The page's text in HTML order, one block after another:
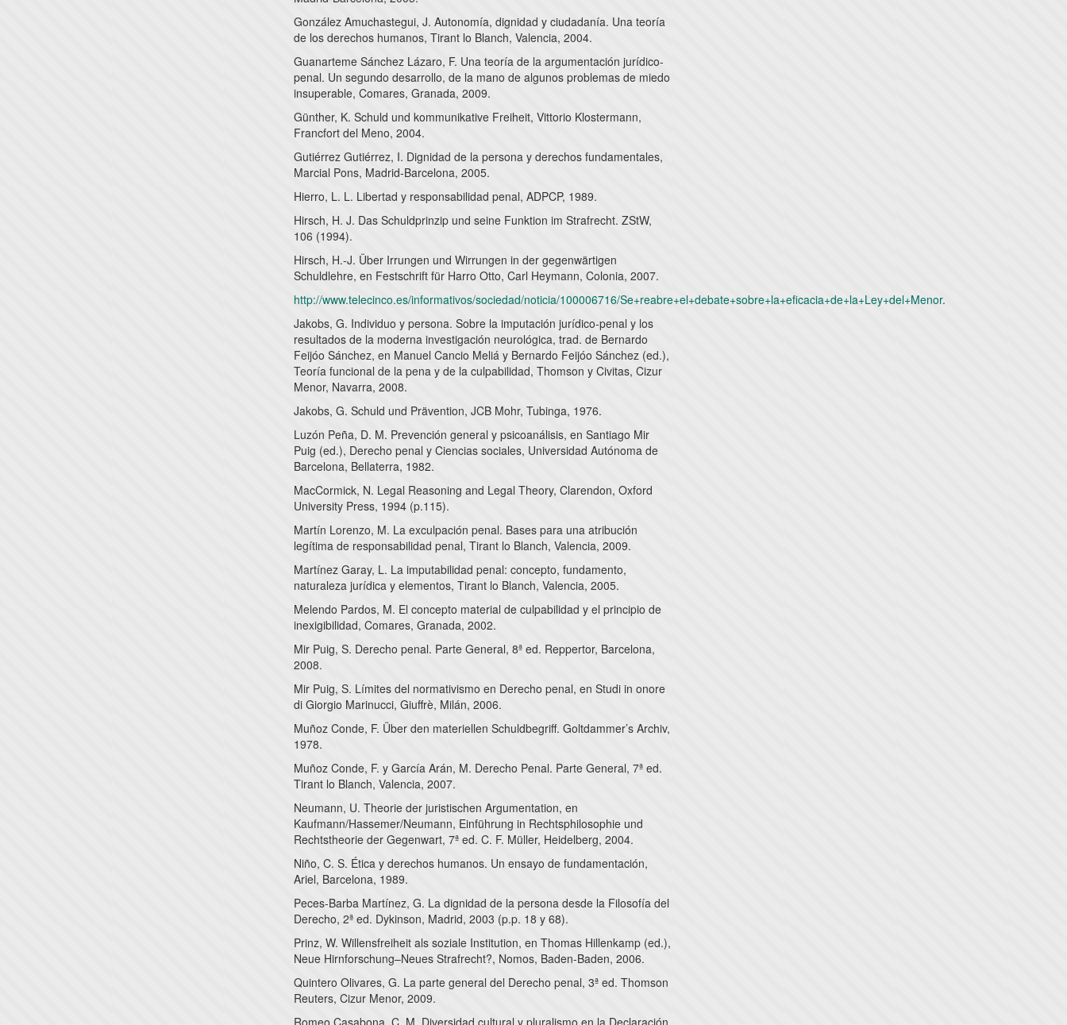
González Amuchastegui, J. Autonomía, dignidad y ciudadanía. Una teoría
de los derechos humanos, Tirant lo Blanch, Valencia, 2004.
Guanarteme Sánchez Lázaro, F. Una teoría de la argumentación jurídico-
penal. Un segundo desarrollo, de la mano de algunos problemas de miedo
insuperable, Comares, Granada, 2009.
Günther, K. Schuld und kommunikative Freiheit, Vittorio Klostermann,
Francfort del Meno, 2004.
Gutiérrez Gutiérrez, I. Dignidad de la persona y derechos fundamentales,
Marcial Pons, Madrid-Barcelona, 2005.
Hierro, L. L. Libertad y responsabilidad penal, ADPCP, 1989.
Hirsch, H. J. Das Schuldprinzip und seine Funktion im Strafrecht. ZStW,
106 (1994).
Hirsch, H.-J. Über Irrungen und Wirrungen in der gegenwärtigen
Schuldlehre, en Festschrift für Harro Otto, Carl Heymann, Colonia, 2007.
http://www.telecinco.es/informativos/sociedad/noticia/100006716/Se+reabre+el+debate+sobre+la+eficacia+de+la+Ley+del+Menor.
Jakobs, G. Individuo y persona. Sobre la imputación jurídico-penal y los
resultados de la moderna investigación neurológica, trad. de Bernardo
Feijóo Sánchez, en Manuel Cancio Meliá y Bernardo Feijóo Sánchez (ed.),
Teoría funcional de la pena y de la culpabilidad, Thomson y Civitas, Cizur
Menor, Navarra, 2008.
Jakobs, G. Schuld und Prävention, JCB Mohr, Tubinga, 1976.
Luzón Peña, D. M. Prevención general y psicoanálisis, en Santiago Mir
Puig (ed.), Derecho penal y Ciencias sociales, Universidad Autónoma de
Barcelona, Bellaterra, 1982.
MacCormick, N. Legal Reasoning and Legal Theory, Clarendon, Oxford
University Press, 1994 (p.115).
Martín Lorenzo, M. La exculpación penal. Bases para una atribución
legítima de responsabilidad penal, Tirant lo Blanch, Valencia, 2009.
Martínez Garay, L. La imputabilidad penal: concepto, fundamento,
naturaleza jurídica y elementos, Tirant lo Blanch, Valencia, 2005.
Melendo Pardos, M. El concepto material de culpabilidad y el principio de
inexigibilidad, Comares, Granada, 2002.
Mir Puig, S. Derecho penal. Parte General, 8ª ed. Reppertor, Barcelona,
2008.
Mir Puig, S. Límites del normativismo en Derecho penal, en Studi in onore
di Giorgio Marinucci, Giuffrè, Milán, 2006.
Muñoz Conde, F. Über den materiellen Schuldbegriff. Goltdammer’s Archiv,
1978.
Muñoz Conde, F. y García Arán, M. Derecho Penal. Parte General, 7ª ed.
Tirant lo Blanch, Valencia, 2007.
Neumann, U. Theorie der juristischen Argumentation, en
Kaufmann/Hassemer/Neumann, Einführung in Rechtsphilosophie und
Rechtstheorie der Gegenwart, 7ª ed. C. F. Müller, Heidelberg, 2004.
Niño, C. S. Ética y derechos humanos. Un ensayo de fundamentación,
Ariel, Barcelona, 1989.
Peces-Barba Martínez, G. La dignidad de la persona desde la Filosofía del
Derecho, 2ª ed. Dykinson, Madrid, 2003 (p.p. 18 y 68).
Prinz, W. Willensfreiheit als soziale Institution, en Thomas Hillenkamp (ed.),
Neue Hirnforschung–Neues Strafrecht?, Nomos, Baden-Baden, 2006.
Quintero Olivares, G. La parte general del Derecho penal, 3ª ed. Thomson
Reuters, Cizur Menor, 2009.